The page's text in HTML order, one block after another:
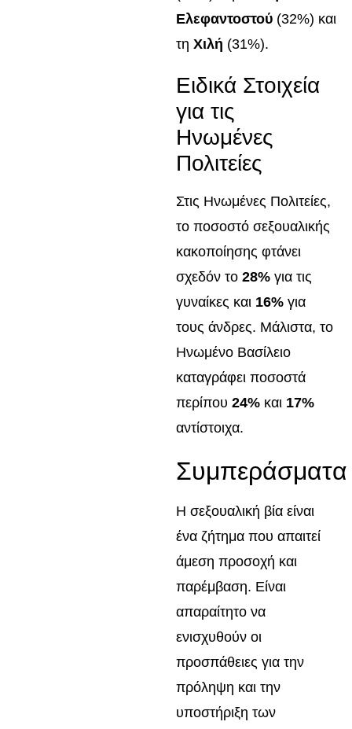
Ελεφαντοστού (32%) και
τη Χιλή (31%).
Ειδικά Στοιχεία
για τις
Ηνωμένες
Πολιτείες
Στις Ηνωμένες Πολιτείες,
το ποσοστό σεξουαλικής
κακοποίησης φτάνει
σχεδόν το 28% για τις
γυναίκες και 16% για
τους άνδρες. Μάλιστα, το
Ηνωμένο Βασίλειο
καταγράφει ποσοστά
περίπου 24% και 17%
αντίστοιχα.
Συμπεράσματα
Η σεξουαλική βία είναι
ένα ζήτημα που απαιτεί
άμεση προσοχή και
παρέμβαση. Είναι
απαραίτητο να
ενισχυθούν οι
προσπάθειες για την
πρόληψη και την
υποστήριξη των